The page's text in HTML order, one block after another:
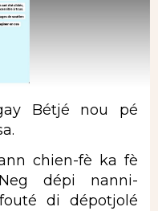
Bétjé nou pé
chien-fè ka fè
dépi nanni-
di dépotjolé